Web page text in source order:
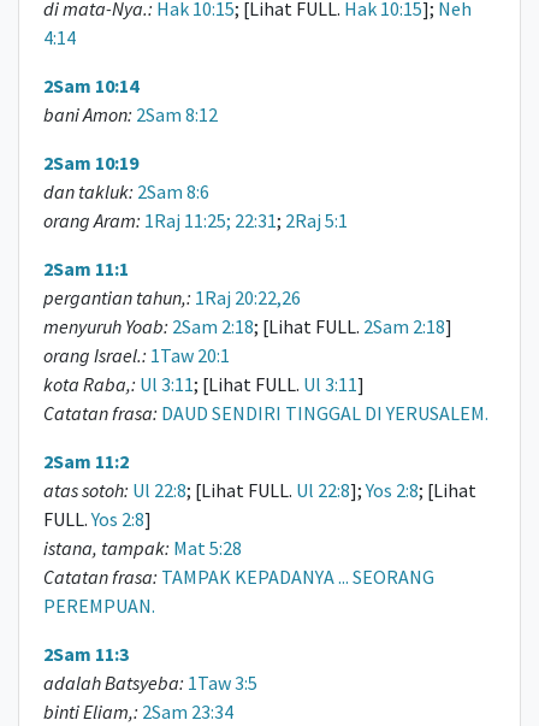
di mata-Nya.: Hak 10:15; [Lihat FULL. Hak 10:15]; Neh
4:14
2Sam 10:14
bani Amon: 2Sam 8:12
2Sam 10:19
dan takluk: 2Sam 8:6
orang Aram: 1Raj 11:25; 22:31; 2Raj 5:1
2Sam 11:1
pergantian tahun,: 1Raj 20:22,26
menyuruh Yoab: 2Sam 2:18; [Lihat FULL. 2Sam 2:18]
orang Israel.: 1Taw 20:1
kota Raba,: Ul 3:11; [Lihat FULL. Ul 3:11]
Catatan frasa: DAUD SENDIRI TINGGAL DI YERUSALEM.
2Sam 11:2
atas sotoh: Ul 22:8; [Lihat FULL. Ul 22:8];Yos 2:8; [Lihat
FULL.Yos 2:8]
istana, tampak: Mat 5:28
Catatan frasa: TAMPAK KEPADANYA ... SEORANG
PEREMPUAN.
2Sam 11:3
adalah Batsyeba: 1Taw 3:5
binti Eliam,: 2Sam 23:34